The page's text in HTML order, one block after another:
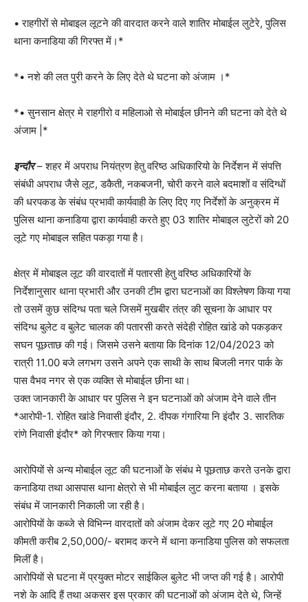
• राहगीरों से मोबाइल लूटने की वारदात करने वाले शातिर मोबाईल लुटेरे, पुलिस
थाना कनाडिया की गिरफ्त में।*
*• नशे की लत पुरी करने के लिए देते थे घटना को अंजाम ।*
*• सुनसान क्षेत्र मे राहगीरो व महिलाओ से मोबाईल छीनने की घटना को देते थे
अंजाम |*
इन्दौर– शहर में अपराध नियंत्रण हेतु वरिष्ठ अधिकारियो के निर्देशन में संपत्ति
संबंधी अपराध जैसे लूट, डकैती, नकबजनी, चोरी करने वाले बदमाशों व संदिग्धों
की धरपकड के संबंध प्रभावी कार्यवाही के लिए दिए गए निर्देशों के अनुक्रम में
पुलिस थाना कनाडिया द्वारा कार्यवाही करते हुए 03 शातिर मोबाइल लुटेरों को 20
लूटे गए मोबाइल सहित पकड़ा गया है।
क्षेत्र में मोबाइल लूट की वारदातों में पतारसी हेतु वरिष्ठ अधिकारियों के
निर्देशानुसार थाना प्रभारी और उनकी टीम द्वारा घटनाओं का विश्लेषण किया गया
तो उसमें कुछ संदिग्ध पता चले जिसमें मुखबीर तंत्र की सूचना के आधार पर
संदिग्ध बुलेट व बुलेट चालक की पतारसी करते संदेही रोहित खांडे को पकड़कर
सघन पूछताछ की गई। जिसमे उसने बताया कि दिनांक 12/04/2023 को
रात्री 11.00 बजे लगभग उसने अपने एक साथी के साथ बिजली नगर पार्क के
पास वैभव नगर से एक व्यक्ति से मोबाईल छीना था।
उक्त जानकारी के आधार पर पुलिस ने इन घटनाओं को अंजाम देने वाले तीन
*आरोपी-1. रोहित खांडे निवासी इंदौर, 2. दीपक गंगारिया नि इंदौर 3. सारतिक
रांणे निवासी इंदौर* को गिरफ्तार किया गया।
आरोपियों से अन्य मोबाईल लूट की घटनाओं के संबंध मे पूछताछ करते उनके द्वारा
कनाडिया तथा आसपास थाना क्षेत्रो से भी मोबाईल लुट करना बताया । इसके
संबंध में जानकारी निकाली जा रही है।
आरोपियों के कब्जे से विभिन्न वारदातों को अंजाम देकर लूटे गए 20 मोबाईल
कीमती करीब 2,50,000/- बरामद करने में थाना कनाडिया पुलिस को सफलता
मिलीं है।
आरोपियों से घटना में प्रयुक्त मोटर साईकिल बुलेट भी जप्त की गई है। आरोपी
नशे के आदि हैं तथा अकसर इस प्रकार की घटनाओं को अंजाम देते थे, जिन्हें